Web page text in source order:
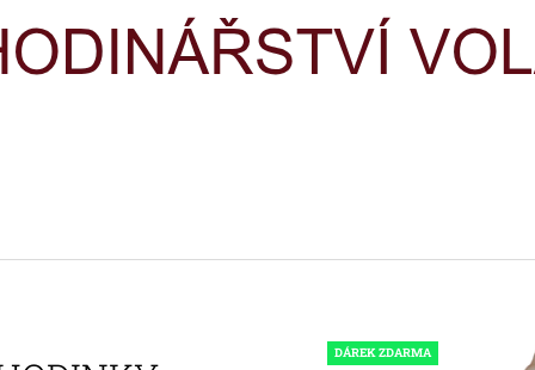
DÁREK ZDARMA
HLEDAT
HODINKY
TRIATHLON